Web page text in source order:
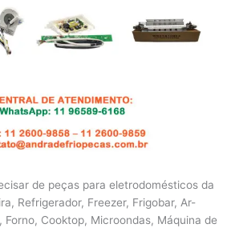
de peças para eletrodomésticos da
Refrigerador, Freezer, Frigobar, Ar-
Forno, Cooktop, Microondas, Máquina de